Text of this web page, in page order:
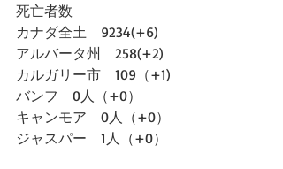
死亡者数
カナダ全土　9234(+6)
アルバータ州　258(+2)
カルガリー市　109（+1)
バンフ　0人（+0）
キャンモア　0人（+0）
ジャスパー　1人（+0）